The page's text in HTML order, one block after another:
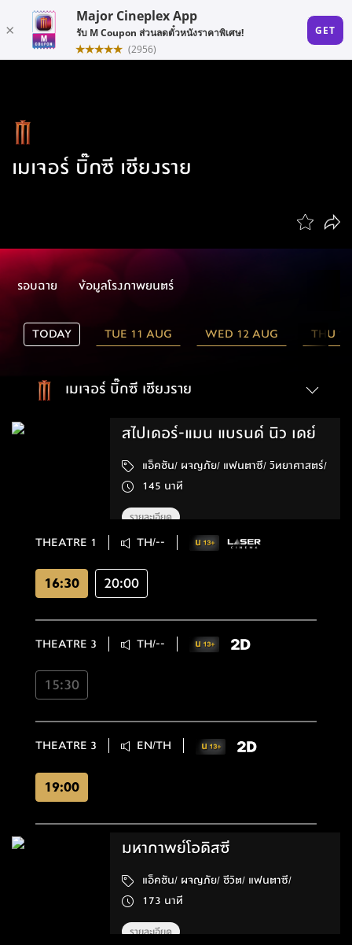
เมเจอร์ บิ๊กซี เชียงราย
รอบฉาย ข้อมูลโรงภาพยนตร์
TODAY TUE 11 AUG WED 12 AUG THU
เมเจอร์ บิ๊กซี เชียงราย
สไปเดอร์-แมน แบรนด์ นิว เดย์
แอ็คชัน/ ผจญภัย/ แฟนตาซี/ วิทยาศาสตร์/
145 นาที
รายละเอียด
THEATRE 1 TH/--
16:30 20:00
THEATRE 3 TH/--
15:30
THEATRE 3 EN/TH
19:00
มหากาพย์โอดิสซี
แอ็คชัน/ ผจญภัย/ ชีวิต/ แฟนตาซี/
173 นาที
รายละเอียด